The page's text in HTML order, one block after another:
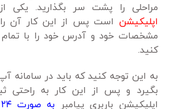
مراحلی را پشت سر بگذارید. یکی
اپلیکیشن است پس از این کار آن
مشخصات خود و آدرس خود را با
کنید.
به این توجه کنید که باید در سامانه
بگیرد و پس از این کار به راحتی
اپلیکیشن باربری پیامبر به صورت ۲۴ ساعته